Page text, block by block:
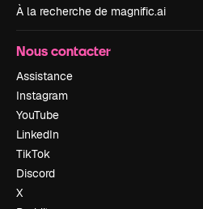
À la recherche de magnific.ai
Nous contacter
Assistance
Instagram
YouTube
LinkedIn
TikTok
Discord
X